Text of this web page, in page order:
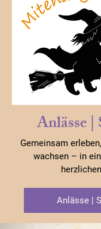
Anlässe |
Gemeinsam
wachsen – in
Anlässe |